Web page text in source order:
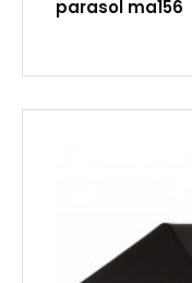
parasol ma156